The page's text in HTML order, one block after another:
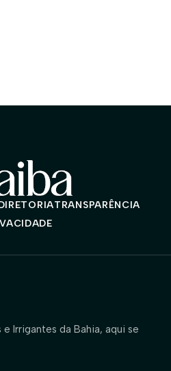
TRANSPARÊNCIA
Irrigantes da Bahia, aqui se